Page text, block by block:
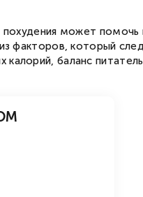
может
факторов, который
баланс